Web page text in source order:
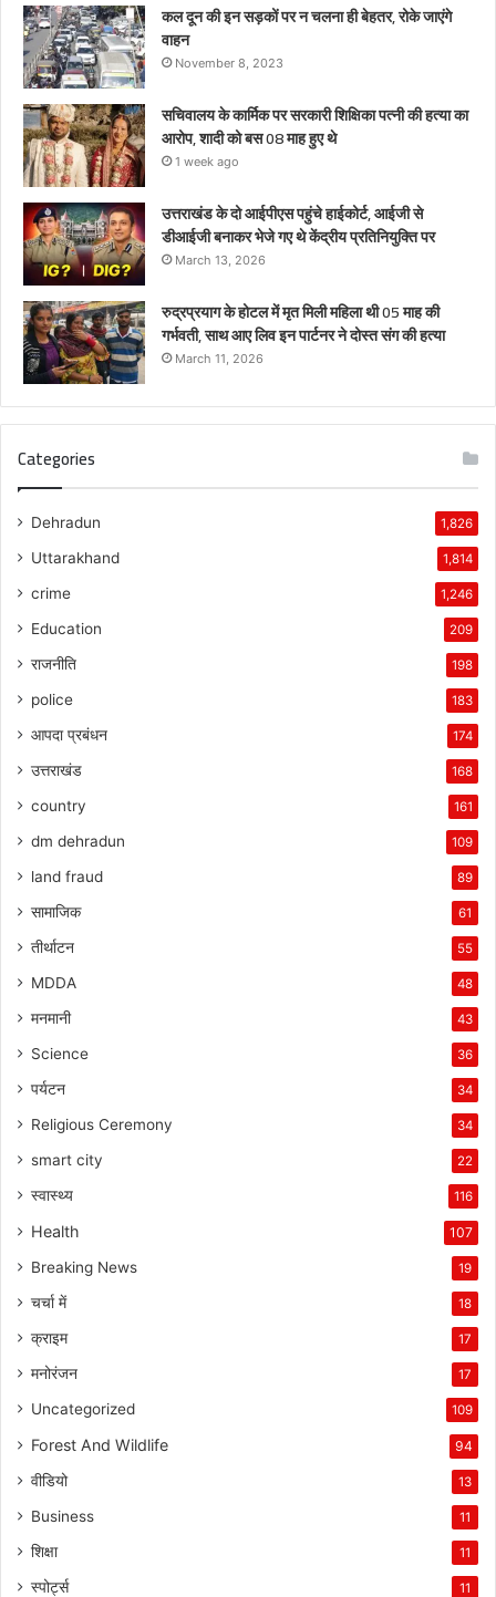
कल दून की इन सड़कों पर न चलना ही बेहतर, रोके जाएंगे
वाहन
November 8, 2023
सचिवालय के कार्मिक पर सरकारी शिक्षिका पत्नी की हत्या का
आरोप, शादी को बस 08 माह हुए थे
1 week ago
उत्तराखंड के दो आईपीएस पहुंचे हाईकोर्ट, आईजी से
डीआईजी बनाकर भेजे गए थे केंद्रीय प्रतिनियुक्ति पर
March 13, 2026
रुद्रप्रयाग के होटल में मृत मिली महिला थी 05 माह की
गर्भवती, साथ आए लिव इन पार्टनर ने दोस्त संग की हत्या
March 11, 2026
Categories
Dehradun 1,826
Uttarakhand 1,814
crime 1,246
Education 209
राजनीति 198
police 183
आपदा प्रबंधन 174
उत्तराखंड 168
country 161
dm dehradun 109
land fraud 89
सामाजिक 61
तीर्थाटन 55
MDDA 48
मनमानी 43
Science 36
पर्यटन 34
Religious Ceremony 34
smart city 22
स्वास्थ्य 116
Health 107
Breaking News 19
चर्चा में 18
क्राइम 17
मनोरंजन 17
Uncategorized 109
Forest And Wildlife 94
वीडियो 13
Business 11
शिक्षा 11
स्पोर्ट्स 11